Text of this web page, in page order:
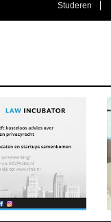
Studeren